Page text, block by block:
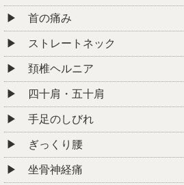
首の痛み
ストレートネック
頚椎ヘルニア
四十肩・五十肩
手足のしびれ
ぎっくり腰
坐骨神経痛